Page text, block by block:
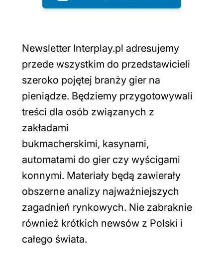
Newsletter Interplay.pl adresujemy
przede wszystkim do przedstawicieli
szeroko pojętej branży gier na
pieniądze. Będziemy przygotowywali
treści dla osób związanych z
zakładami
bukmacherskimi, kasynami,
automatami do gier czy wyścigami
konnymi. Materiały będą zawierały
obszerne analizy najważniejszych
zagadnień rynkowych. Nie zabraknie
również krótkich newsów z Polski i
całego świata.